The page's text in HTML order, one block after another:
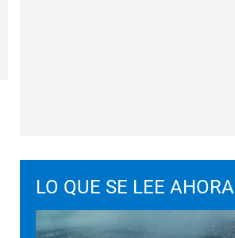
LO QUE SE LEE AHORA